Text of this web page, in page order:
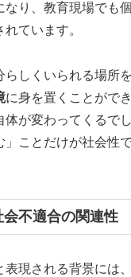
なり、教育現場でも
ています。
しくいられる場所を
に身を置くことがで
体が変わってくるで
」ことだけが社会性
不適合の関連性
表現される背景には